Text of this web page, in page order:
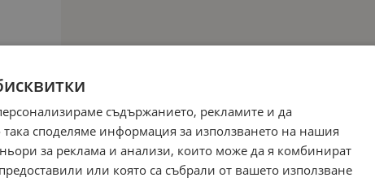
съдържанието, рекламите и да
споделяме информация за използването на нашия
за реклама и анализи, които може да я комбинират
или която са събрали от вашето използване